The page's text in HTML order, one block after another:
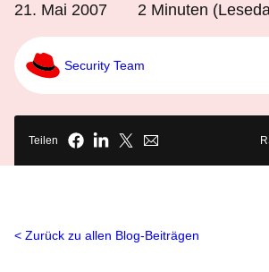
21. Mai 2007 2 Minuten
Security Team
Teilen
Zurück zu allen Blog-Beiträgen